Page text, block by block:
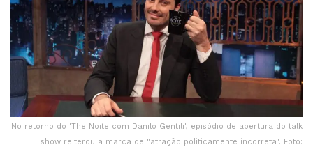
No retorno do 'The Noite com Danilo Gentili', episódio de abertura do talk
show reiterou a marca de "atração politicamente incorreta". Foto: